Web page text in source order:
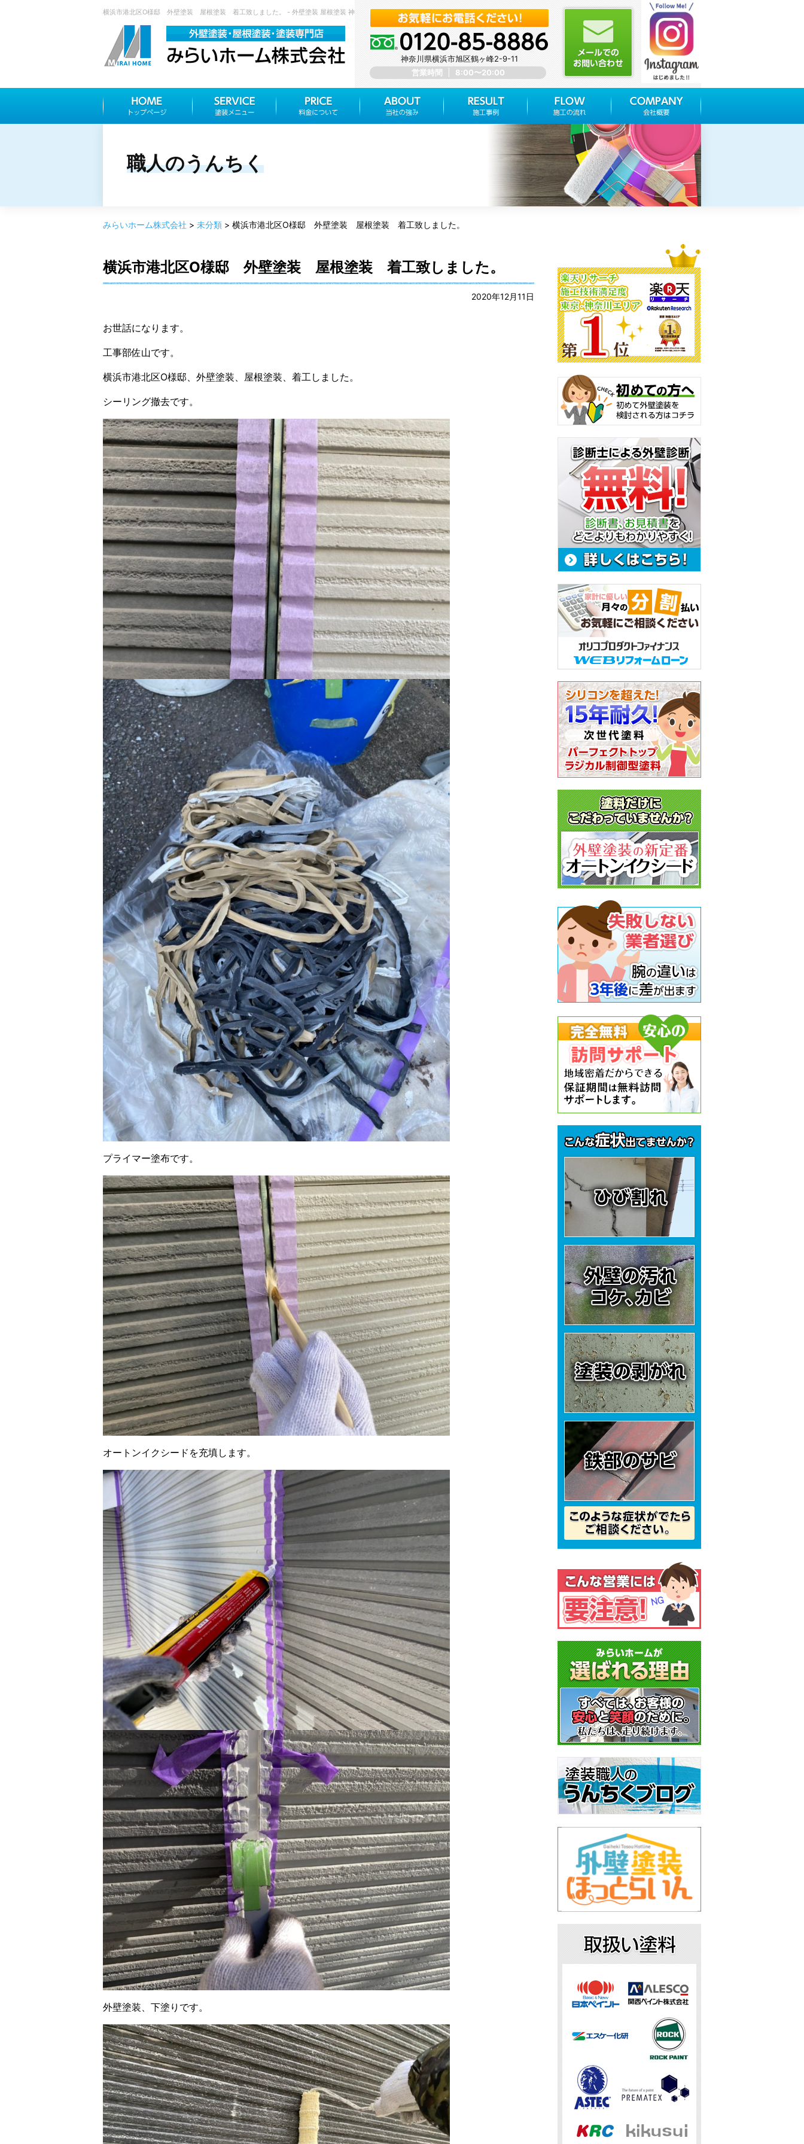
横浜市港北区O様邸 外壁塗装 屋根塗装 着工致しました。 - 外壁塗装 屋根塗装 神奈川県横浜市旭区 みらいホーム株式会社
神奈川県横浜市旭区鶴ヶ峰2-9-11
営業時間
8:00〜20:00
職人のうんちく
みらいホーム株式会社 > 未分類 > 横浜市港北区O様邸 外壁塗装 屋根塗装 着工致しました。
横浜市港北区O様邸 外壁塗装 屋根塗装 着工致しました。
2020年12月11日
お世話になります。
工事部佐山です。
横浜市港北区O様邸、外壁塗装、屋根塗装、着工しました。
シーリング撤去です。
プライマー塗布です。
オートンイクシードを充填します。
外壁塗装、下塗りです。